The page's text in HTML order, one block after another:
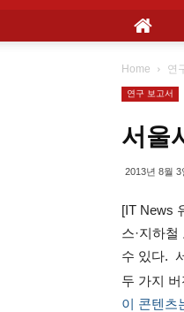
Home 연
연구 보고서
서울
2013년 8월 3
[IT News
스·지하
수 있다.
두 가지
이 콘텐츠